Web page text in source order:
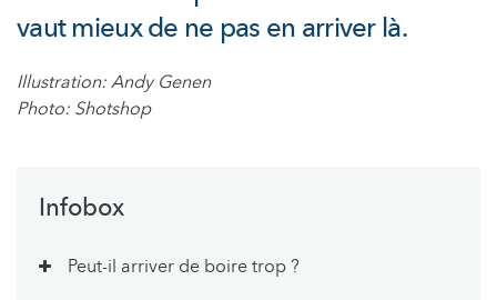
vaut mieux de ne pas en arriver là.
Illustration: Andy Genen
Photo: Shotshop
Infobox
Peut-il arriver de boire trop ?